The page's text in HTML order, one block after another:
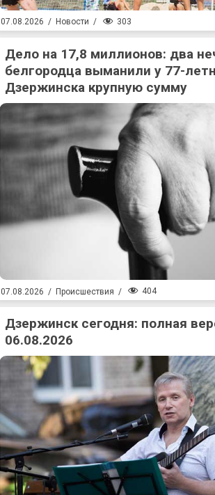
07.08.2026 / Новости / 303
Дело на 17,8 миллионов: два
белгородца выманили у 77-
Дзержинска крупную сумму
07.08.2026 / Происшествия / 404
Дзержинск сегодня: полная
06.08.2026